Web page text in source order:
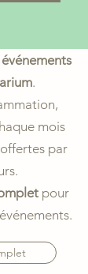
événements
.
mois
par
pour